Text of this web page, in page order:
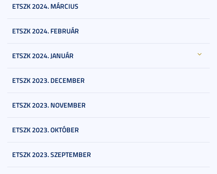
ETSZK 2024. MÁRCIUS
ETSZK 2024. FEBRUÁR
ETSZK 2024. JANUÁR
ETSZK 2023. DECEMBER
ETSZK 2023. NOVEMBER
ETSZK 2023. OKTÓBER
ETSZK 2023. SZEPTEMBER